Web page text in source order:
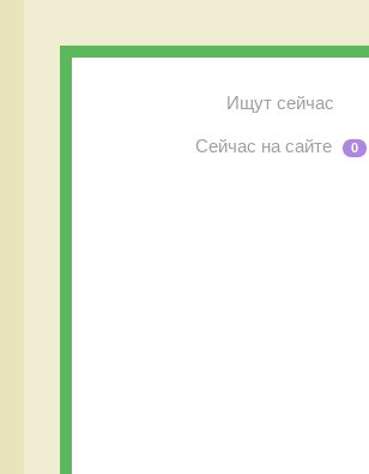
Ищут сейчас
Сейчас на сайте 0